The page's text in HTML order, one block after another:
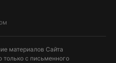
материалов Сайта
только с письменного